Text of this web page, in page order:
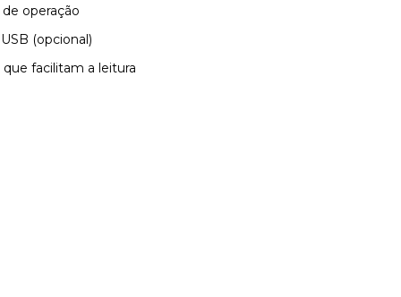
operação
(opcional)
facilitam a leitura